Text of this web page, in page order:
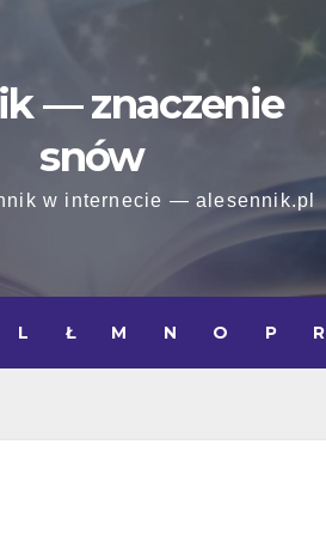
— znaczenie
snów
w internecie — alesennik.pl
L Ł M N O P R